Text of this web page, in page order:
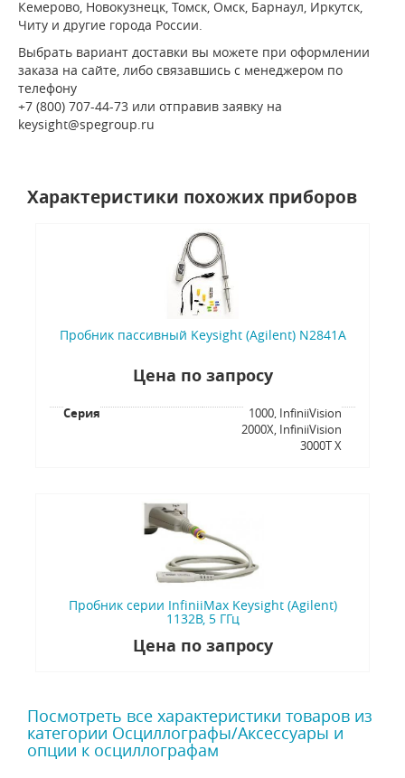
Кемерово, Новокузнецк, Томск, Омск, Барнаул, Иркутск,
Читу и другие города России.
Выбрать вариант доставки вы можете при оформлении
заказа на сайте, либо связавшись с менеджером по
телефону
+7 (800) 707-44-73 или отправив заявку на
keysight@spegroup.ru
Характеристики похожих приборов
Пробник пассивный Keysight (Agilent) N2841A
Цена по запросу
Серия
1000, InfiniiVision
2000X, InfiniiVision
3000T X
Пробник серии InfiniiMax Keysight (Agilent)
1132B, 5 ГГц
Цена по запросу
Посмотреть все характеристики товаров из
категории Осциллографы/Аксессуары и
опции к осциллографам